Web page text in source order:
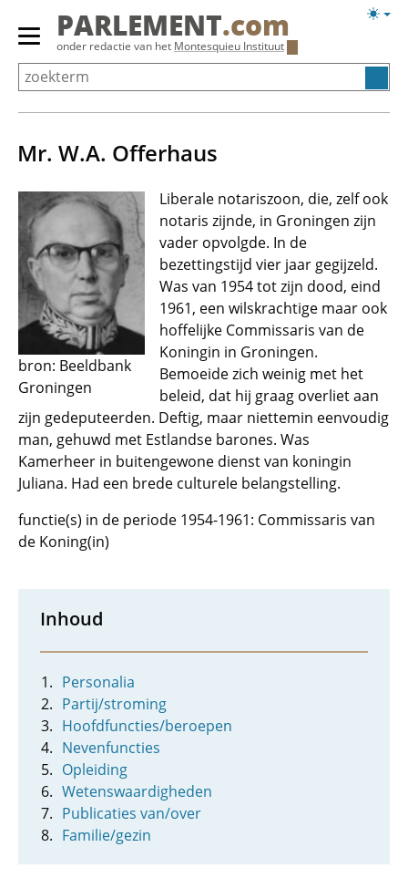
Overslaan
Primair
menu
tonen/verbergen
PARLEMENT.com
onder redactie van het Montesquieu Instituut
Mr. W.A. Offerhaus
bron: Beeldbank
Groningen
Liberale notariszoon, die, zelf ook
notaris zijnde, in Groningen zijn
vader opvolgde. In de
bezettingstijd vier jaar gegijzeld.
Was van 1954 tot zijn dood, eind
1961, een wilskrachtige maar ook
hoffelijke Commissaris van de
Koningin in Groningen.
Bemoeide zich weinig met het
beleid, dat hij graag overliet aan
zijn gedeputeerden. Deftig, maar niettemin eenvoudig
man, gehuwd met Estlandse barones. Was
Kamerheer in buitengewone dienst van koningin
Juliana. Had een brede culturele belangstelling.
functie(s) in de periode 1954-1961: Commissaris van
de Koning(in)
Inhoud
Personalia
Partij/stroming
Hoofdfuncties/beroepen
Nevenfuncties
Opleiding
Wetenswaardigheden
Publicaties van/over
Familie/gezin